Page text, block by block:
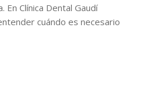
En Clínica Dental Gaudí
cuándo es necesario